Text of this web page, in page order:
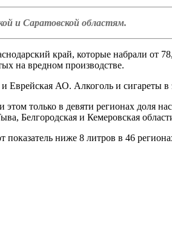
и Саратовской областям.
край, которые набрали от
на вредном производстве.
Еврейская АО. Алкоголь и сигареты
только в девяти регионах доля
Белгородская и Кемеровская
показатель ниже 8 литров в 46